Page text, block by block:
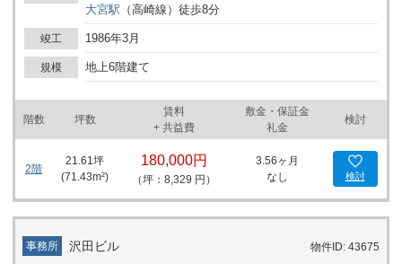
大宮駅 （高崎線 ） 徒歩8分
竣工 1986年3月
規模 地上6階建て
階数 坪数
賃料
+ 共益費
敷金・保証金
礼金
検討
2階
21.61坪
(71.43m²)
180,000円
（坪：8,329 円）
3.56ヶ月
なし
検討
事務所 沢田ビル 物件ID: 43675